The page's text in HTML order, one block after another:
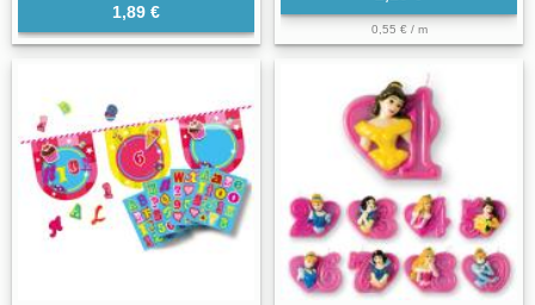
1,89 €
0,55 € / m